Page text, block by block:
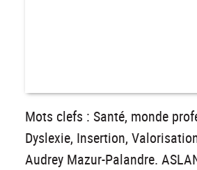
Mots clefs : Santé, monde
Dyslexie, Insertion,
Audrey Mazur-Palandre.